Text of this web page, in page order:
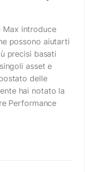
Max introduce
possono aiutarti
precisi basati
asset e
delle
hai notato la
Performance